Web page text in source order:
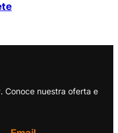
Conoce nuestra oferta e